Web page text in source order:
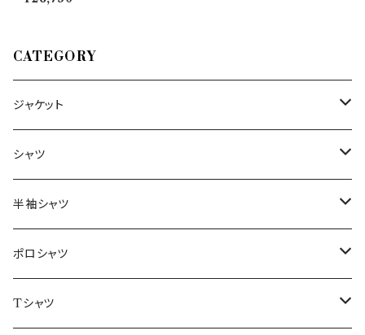
CATEGORY
ジャケット
～44/S
46/M
48/L
50/XL～
シャツ
～44/S
46/M
48/L
半袖シャツ
～44/S
46/M
ポロシャツ
～44/S
Tシャツ